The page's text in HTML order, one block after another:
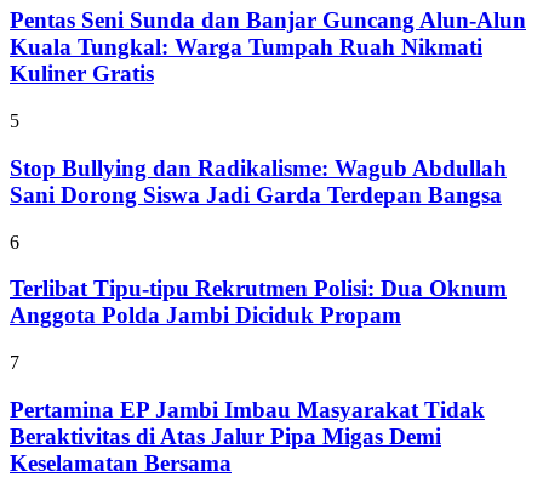
Pentas Seni Sunda dan Banjar Guncang Alun-Alun
Kuala Tungkal: Warga Tumpah Ruah Nikmati
Kuliner Gratis
5
Stop Bullying dan Radikalisme: Wagub Abdullah
Sani Dorong Siswa Jadi Garda Terdepan Bangsa
6
Terlibat Tipu-tipu Rekrutmen Polisi: Dua Oknum
Anggota Polda Jambi Diciduk Propam
7
Pertamina EP Jambi Imbau Masyarakat Tidak
Beraktivitas di Atas Jalur Pipa Migas Demi
Keselamatan Bersama